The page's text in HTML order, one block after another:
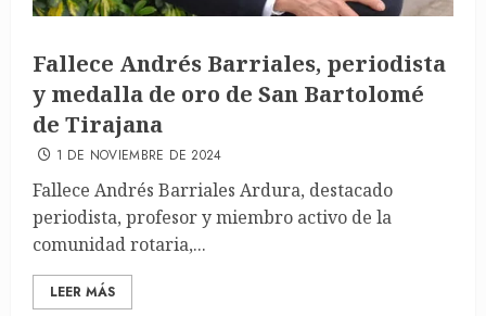
Fallece Andrés Barriales, periodista
y medalla de oro de San Bartolomé
de Tirajana
1 DE NOVIEMBRE DE 2024
Fallece Andrés Barriales Ardura, destacado
periodista, profesor y miembro activo de la
comunidad rotaria,...
LEER MÁS